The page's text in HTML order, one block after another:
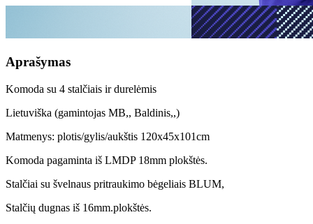
Aprašymas
Komoda su 4 stalčiais ir durelėmis
Lietuviška (gamintojas MB,, Baldinis,,)
Matmenys: plotis/gylis/aukštis 120x45x101cm
Komoda pagaminta iš LMDP 18mm plokštės.
Stalčiai su švelnaus pritraukimo bėgeliais BLUM,
Stalčių dugnas iš 16mm.plokštės.